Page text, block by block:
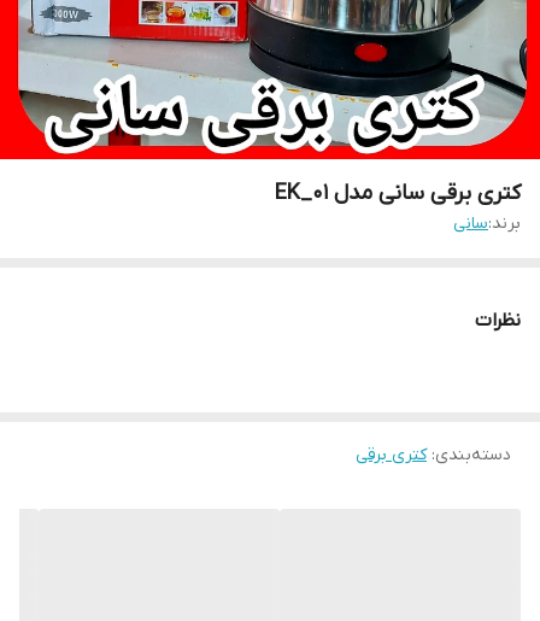
کتری برقی سانی مدل EK_01
برند:سانی
نظرات
دسته‌بندی:کتری برقی